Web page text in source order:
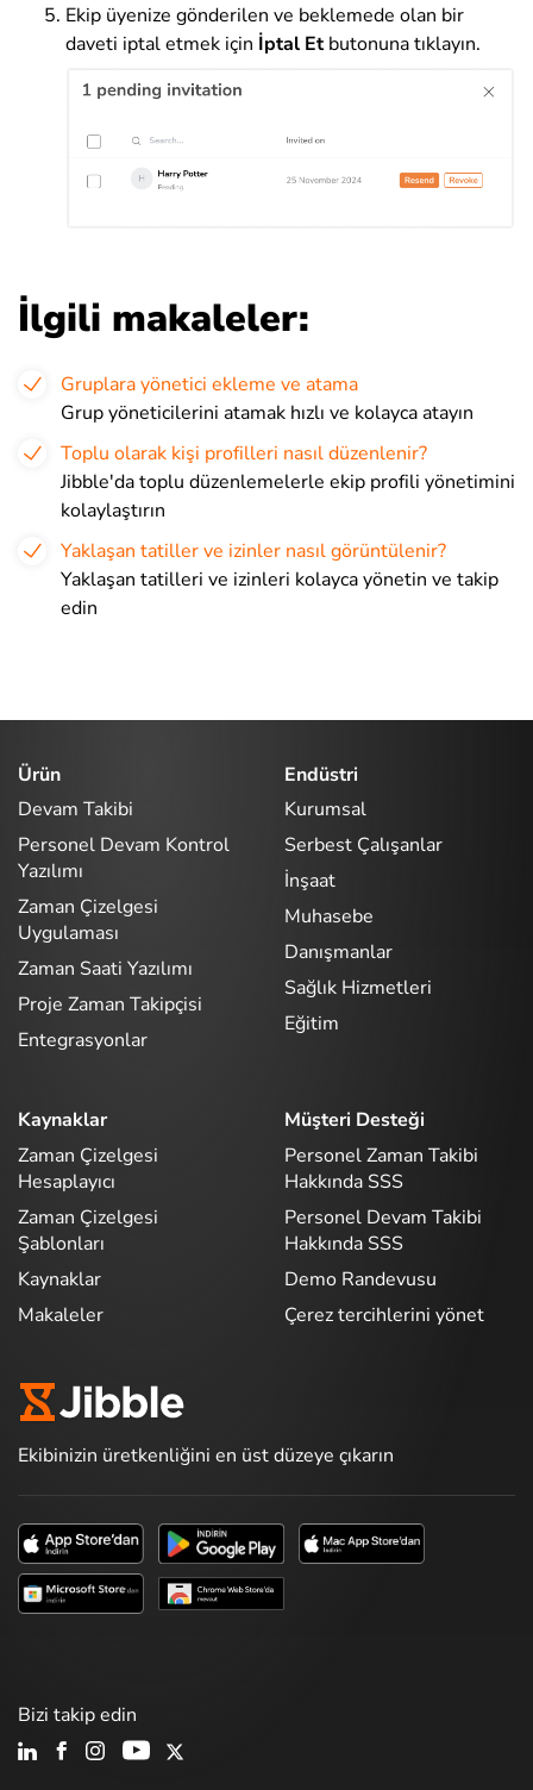
Ekip üyenize gönderilen ve beklemede olan bir
daveti iptal etmek için İptal Etbutonuna tıklayın.
İlgili makaleler:
Gruplara yönetici ekleme ve atama
Grup yöneticilerini atamak hızlı ve kolayca atayın
Toplu olarak kişi profilleri nasıl düzenlenir?
Jibble'da toplu düzenlemelerle ekip profili yönetimini
kolaylaştırın
Yaklaşan tatiller ve izinler nasıl görüntülenir?
Yaklaşan tatilleri ve izinleri kolayca yönetin ve takip
edin
Ürün
Devam Takibi
Personel Devam Kontrol
Yazılımı
Zaman Çizelgesi
Uygulaması
Zaman Saati Yazılımı
Proje Zaman Takipçisi
Entegrasyonlar
Endüstri
Kurumsal
Serbest Çalışanlar
İnşaat
Muhasebe
Danışmanlar
Sağlık Hizmetleri
Eğitim
Kaynaklar
Zaman Çizelgesi
Hesaplayıcı
Zaman Çizelgesi
Şablonları
Kaynaklar
Makaleler
Müşteri Desteği
Personel Zaman Takibi
Hakkında SSS
Personel Devam Takibi
Hakkında SSS
Demo Randevusu
Çerez tercihlerini yönet
Ekibinizin üretkenliğini en üst düzeye çıkarın
Bizi takip edin